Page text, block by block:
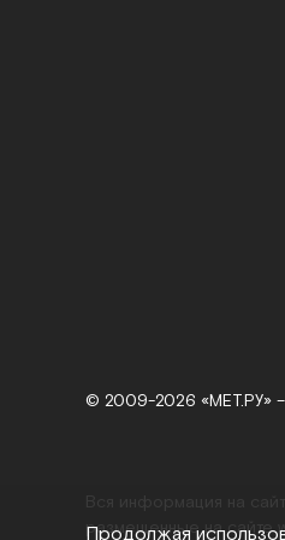
© 2009-2026 «МЕТ.РУ»
Вся информация на
размещенные на сайте
Продолжая